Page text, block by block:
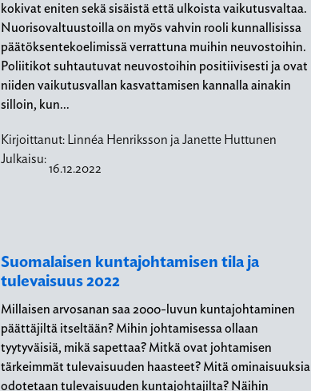
kokivat eniten sekä sisäistä että ulkoista vaikutusvaltaa.
Nuorisovaltuustoilla on myös vahvin rooli kunnallisissa
päätöksentekoelimissä verrattuna muihin neuvostoihin.
Poliitikot suhtautuvat neuvostoihin positiivisesti ja ovat
niiden vaikutusvallan kasvattamisen kannalla ainakin
silloin, kun…
Kirjoittanut: Linnéa Henriksson ja Janette Huttunen
Julkaisu:
16.12.2022
Suomalaisen kuntajohtamisen tila ja
tulevaisuus 2022
Millaisen arvosanan saa 2000-luvun kuntajohtaminen
päättäjiltä itseltään? Mihin johtamisessa ollaan
tyytyväisiä, mikä sapettaa? Mitkä ovat johtamisen
tärkeimmät tulevaisuuden haasteet? Mitä ominaisuuksia
odotetaan tulevaisuuden kuntajohtajilta? Näihin